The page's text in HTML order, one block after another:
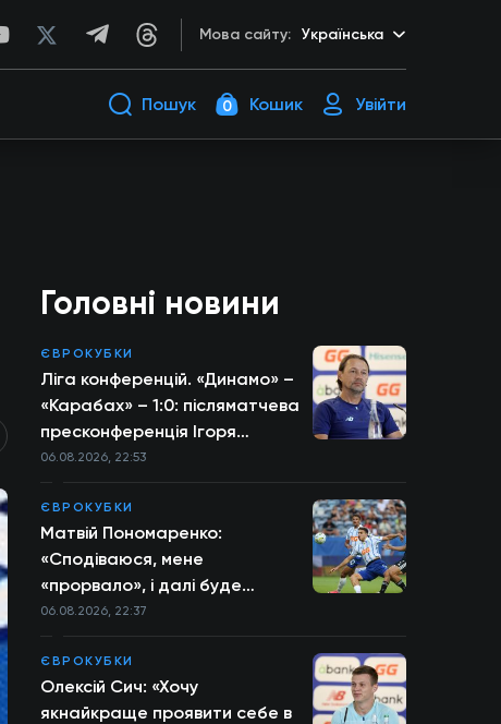
Мова сайту: Українська
Пошук 0 Кошик Увійти
Головні новини
ЄВРОКУБКИ
Ліга конференцій. «Динамо» –
«Карабах» – 1:0: післяматчева
пресконференція Ігоря
Костюка
06.08.2026, 22:53
ЄВРОКУБКИ
Матвій Пономаренко:
«Сподіваюся, мене
«прорвало», і далі буде
більше»
06.08.2026, 22:37
ЄВРОКУБКИ
Олексій Сич: «Хочу
якнайкраще проявити себе в